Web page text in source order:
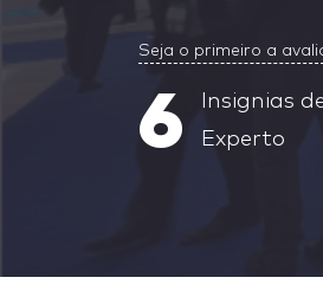
Seja o primeiro a
6
Insignias
Experto